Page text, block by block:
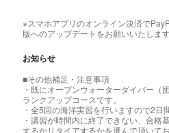
※スマホアプリのオンライン決済で
版へのアップデートをお願いいたします
お知らせ
■その他補足・注意事項
・既にオープンウォーターダイバー（
ランクアップコースです。
・全5回の海洋実習を行いますので2日
・講習が時間内に終了できない、合格
するかリタイアするかを選んで頂いてお